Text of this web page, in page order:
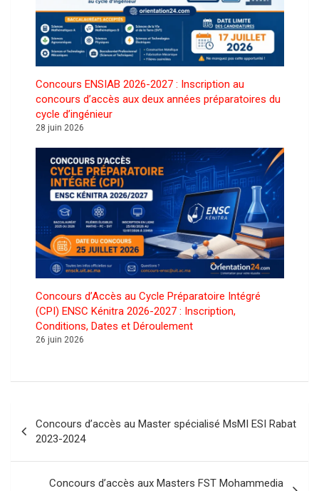
Concours ENSIAB 2026-2027 : Inscription au
concours d’accès aux deux années préparatoires du
cycle d’ingénieur
28 juin 2026
Concours d’Accès au Cycle Préparatoire Intégré
(CPI) ENSC Kénitra 2026-2027 : Inscription,
Conditions, Dates et Déroulement
26 juin 2026
de
l’article
Concours d’accès au Master spécialisé MsMI ESI Rabat
2023-2024
Concours d’accès aux Masters FST Mohammedia